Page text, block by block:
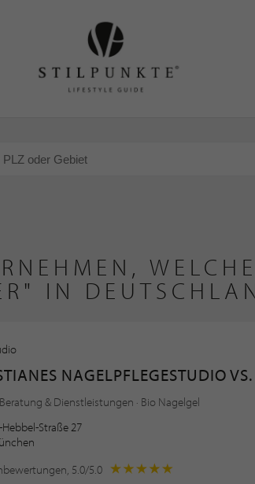
IN
NAGELPFLEGESTUDIO
& Dienstleistungen · Bio Nagelgel
Straße 27
5.0/5.0